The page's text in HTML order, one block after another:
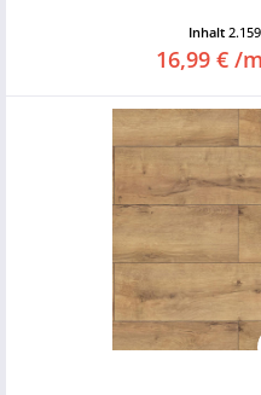
Inhalt
16,99 € /